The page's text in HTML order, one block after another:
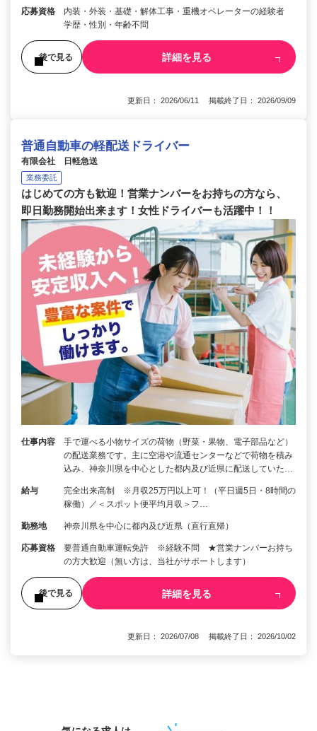
応募資格
内装・外装・基礎・解体工事・重機オペレーターの経験者
学歴・性別・年齢不問
後で見る 詳細を見る
更新日： 2026/06/11 掲載終了日： 2026/09/09
普通自動車の軽配送ドライバー
有限会社 日軽急送
業務委託
はじめての方も歓迎！営業ナンバーをお持ちの方なら、
即日勤務開始出来ます！女性ドライバーも活躍中！！
仕事内容
手で運べる小物サイズの荷物（野菜・果物、電子部品など）
の配送業務です。主に空港や流通センターなどで荷物を積み
込み、神奈川県を中心とした都内及び近県に配送していた…
給与
完全出来高制 ※月収25万円以上可！（平日週5日・8時間の
稼働）／＜スポット便平均月収＞フ…
勤務地 神奈川県を中心に都内及び近県（直行直帰）
応募資格
要普通自動車運転免許 ※経験不問 ★営業ナンバーお持ち
の方大歓迎（無い方は、当社がサポートします）
後で見る 詳細を見る
更新日： 2026/07/08 掲載終了日： 2026/10/02